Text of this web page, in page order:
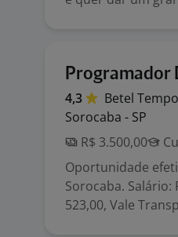
Programador
4,3 Betel
Sorocaba - SP
R$ 3.500,00
Oportunidade
Sorocaba. Salário:
523,00, Vale